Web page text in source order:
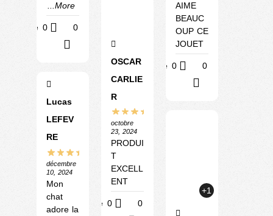
...More
Utile 0 0
Lucas
LEFEV
RE
décembre
10, 2024
Mon
chat
adore la
OSCAR
CARLIE
R
octobre
23, 2024
PRODUI
T
EXCELL
ENT
Utile 0 0
AIME
BEAUC
OUP CE
JOUET
Utile 0 0
+1